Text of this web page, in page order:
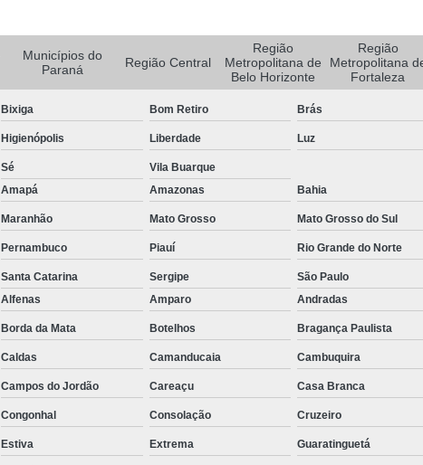
Bloqueador e Rastreador Automotivo
Gps Veicular
Rastreador Automotivo Belo
Rastreador e Bloqueador Automotivo
Rastreador e Bloqueador Veicular
Empresa de Rastreamento de Caminhões
Rastreador de Caminhão
Rastreador de Caminhão Minas
Rastreador para Caminhão
Rastreador Satelital para Caminhões
Rastreamento de Caminhão Via Satélite
Empresa de Rastreador Veicular
Rastreador de Automóveis
Rastreador
Municípios do
Paraná
Região Central
Região
Metropolitana de
Belo Horizonte
Região
Metropolitana
Fortaleza
Bixiga Bom Retiro Brás
Higienópolis Liberdade Luz
Sé
Vila Buarque
Amapá Amazonas Bahia
Maranhão Mato Grosso Mato Grosso do Sul
Pernambuco Piauí Rio Grande do Norte
Santa Catarina Sergipe São Paulo
Alfenas Amparo Andradas
Borda da Mata Botelhos Bragança Paulista
Caldas Camanducaia Cambuquira
Campos do Jordão Careaçu Casa Branca
Congonhal Consolação Cruzeiro
Estiva Extrema Guaratinguetá